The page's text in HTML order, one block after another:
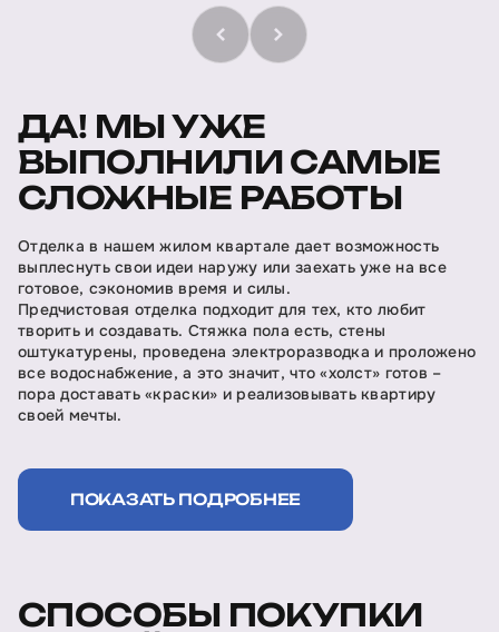
ДА! МЫ УЖЕ
ВЫПОЛНИЛИ САМЫЕ
СЛОЖНЫЕ РАБОТЫ
Отделка в нашем жилом квартале дает возможность
выплеснуть свои идеи наружу или заехать уже на все
готовое, сэкономив время и силы.
Предчистовая отделка подходит для тех, кто любит
творить и создавать. Стяжка пола есть, стены
оштукатурены, проведена электроразводка и проложено
все водоснабжение, а это значит, что «холст» готов –
пора доставать «краски» и реализовывать квартиру
своей мечты.
ПОКАЗАТЬ ПОДРОБНЕЕ
СПОСОБЫ ПОКУПКИ